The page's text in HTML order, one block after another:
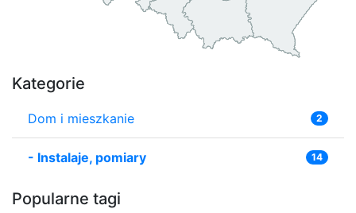
Kategorie
Dom i mieszkanie 2
- Instalaje, pomiary 14
Popularne tagi